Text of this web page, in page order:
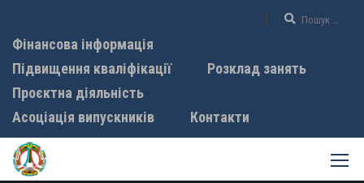
Фінансова інформація
Підвищення кваліфікації
Розклад занять
Проєктна діяльність
Асоціація випускників
Контакти